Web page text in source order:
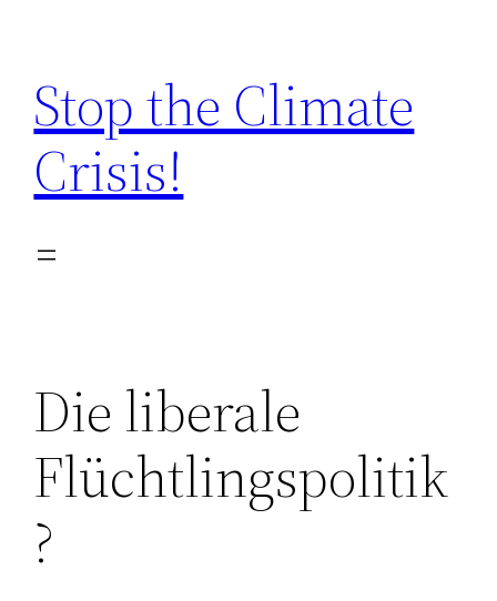
springen
Stop the Climate
Crisis!
Die liberale
Flüchtlingspolitik
?